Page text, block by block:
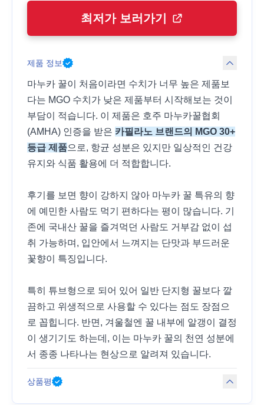
최저가 보러가기
제품 정보
마누카 꿀이 처음이라면 수치가 너무 높은 제품보
다는 MGO 수치가 낮은 제품부터 시작해보는 것이
부담이 적습니다. 이 제품은 호주 마누카꿀협회
(AMHA) 인증을 받은 카필라노 브랜드의 MGO 30+
등급 제품으로, 항균 성분은 있지만 일상적인 건강
유지와 식품 활용에 더 적합합니다.
후기를 보면 향이 강하지 않아 마누카 꿀 특유의 향
에 예민한 사람도 먹기 편하다는 평이 많습니다. 기
존에 국내산 꿀을 즐겨먹던 사람도 거부감 없이 섭
취 가능하며, 입안에서 느껴지는 단맛과 부드러운
꽃향이 특징입니다.
특히 튜브형으로 되어 있어 일반 단지형 꿀보다 깔
끔하고 위생적으로 사용할 수 있다는 점도 장점으
로 꼽힙니다. 반면, 겨울철엔 꿀 내부에 알갱이 결정
이 생기기도 하는데, 이는 마누카 꿀의 천연 성분에
서 종종 나타나는 현상으로 알려져 있습니다.
상품평